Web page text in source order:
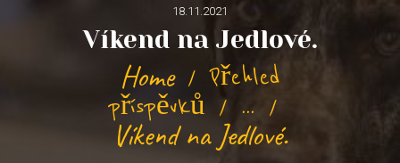
18.11.2021
Víkend na Jedlové.
Home
Přehled
příspěvků
...
Víkend na Jedlové.
PŘIPOJTE SE
BLOG
PŘIHLÁŠKY
KONTAKTY
PODPOŘTE NÁS